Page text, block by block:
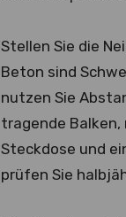
Stellen Sie die
Beton sind
nutzen Sie
tragende
Steckdose und
prüfen Sie